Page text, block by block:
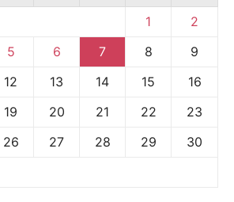
1
2
5 6 7 8
9
12 13 14 15
16
19 20 21 22
23
26 27 28 29
30